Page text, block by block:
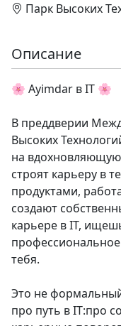
Парк Высоких
Описание
🌸 Ayimdar в IT 🌸
В преддверии
Высоких
на вдохновляющую
строят карьеру в
продуктами,
создают
карьере в IT,
тебя.
Это не
про путь в IT:про